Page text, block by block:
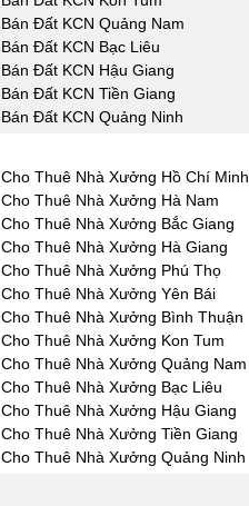
Bán Đất KCN Quảng Nam
Bán Đất KCN Bạc Liêu
Bán Đất KCN Hậu Giang
Bán Đất KCN Tiền Giang
Bán Đất KCN Quảng Ninh
Cho Thuê Nhà Xưởng Hồ Chí Minh
Cho Thuê Nhà Xưởng Hà Nam
Cho Thuê Nhà Xưởng Bắc Giang
Cho Thuê Nhà Xưởng Hà Giang
Cho Thuê Nhà Xưởng Phú Thọ
Cho Thuê Nhà Xưởng Yên Bái
Cho Thuê Nhà Xưởng Bình Thuận
Cho Thuê Nhà Xưởng Kon Tum
Cho Thuê Nhà Xưởng Quảng Nam
Cho Thuê Nhà Xưởng Bạc Liêu
Cho Thuê Nhà Xưởng Hậu Giang
Cho Thuê Nhà Xưởng Tiền Giang
Cho Thuê Nhà Xưởng Quảng Ninh